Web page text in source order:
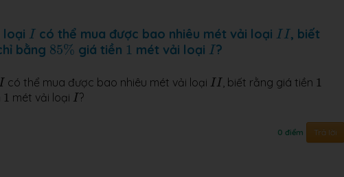
loại I
I có thể mua được bao nhiêu mét vải loại I I
II , biết
bằng 85%
85% giá tiền 1
1 mét vải loại I
I ?
I
I có thể mua được bao nhiêu mét vải loại II
II , biết rằng giá tiền 1
1
1
1 mét vải loại I
I ?
0 điểm Trả lời